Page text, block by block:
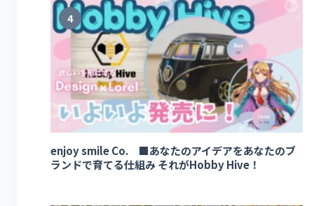
4
enjoy smile Co. ■あなたのアイデアをあなたのブ
ランドで育てる仕組み それがHobby Hive！